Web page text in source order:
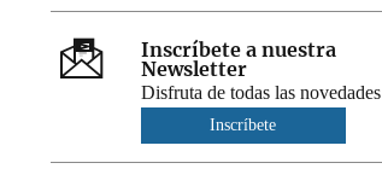
Inscríbete a nuestra
Newsletter
Disfruta de todas las novedades
Inscríbete